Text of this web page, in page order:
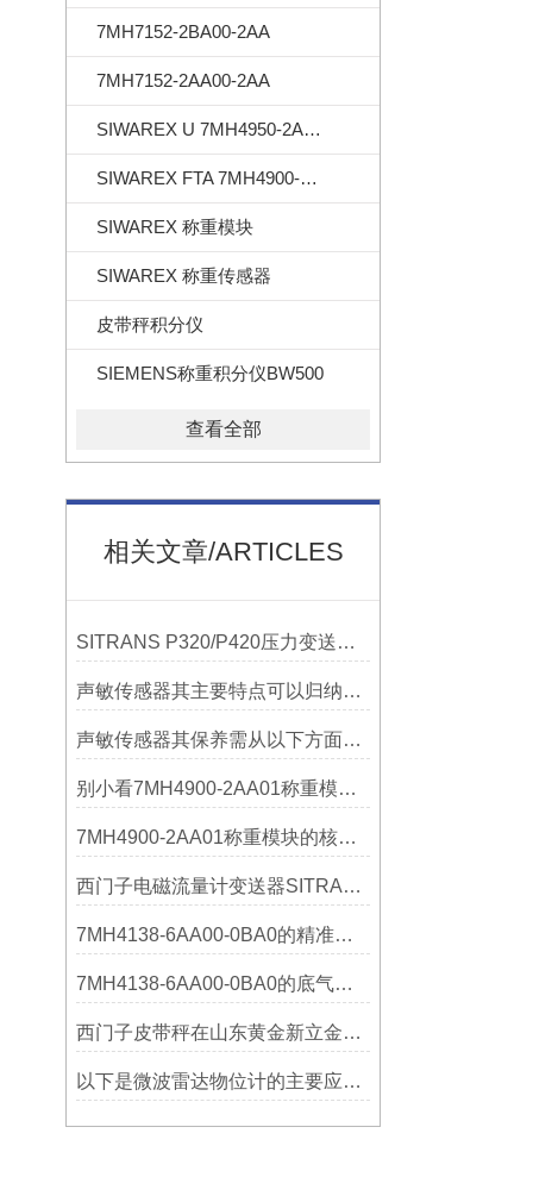
7MH7152-2BA00-2AA
7MH7152-2AA00-2AA
SIWAREX U 7MH4950-2AA01
SIWAREX FTA 7MH4900-2AA01
SIWAREX 称重模块
SIWAREX 称重传感器
皮带秤积分仪
SIEMENS称重积分仪BW500
查看全部
相关文章/ARTICLES
SITRANS P320/P420压力变送器概述
声敏传感器其主要特点可以归纳为以下几个核心维度
声敏传感器其保养需从以下方面入手
别小看7MH4900-2AA01称重模块！这些你日常接触的领域，早已离不开它
7MH4900-2AA01称重模块的核心亮点，藏着让效率翻倍的“关键密码”
西门子电磁流量计变送器SITRANS FMT020的功能
7MH4138-6AA00-0BA0的精准从何而来？关键组成部分，藏着答案！
7MH4138-6AA00-0BA0的底气：这些核心功能，让精准称重不再是难题
西门子皮带秤在山东黄金新立金矿的成功应用
以下是微波雷达物位计的主要应用领域及具体场景分析